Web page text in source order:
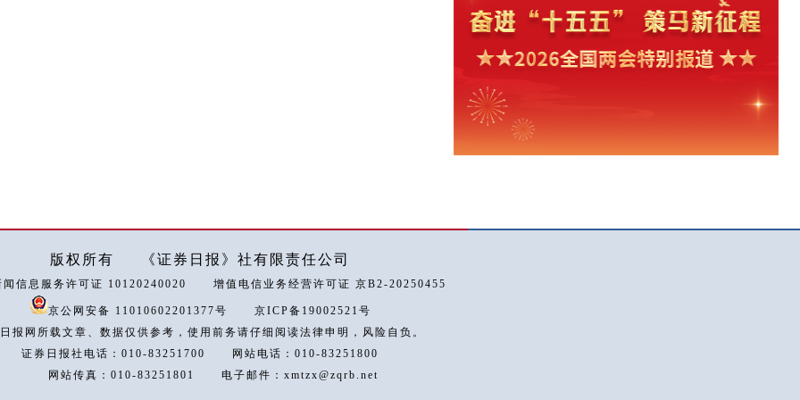
版权所有 《证券日报》社有限责任公司
闻信息服务许可证 10120240020 增值电信业务经营许可证 京B2-20250455
京公网安备 11010602201377号
京ICP备19002521号
报网所载文章、数据仅供参考，使用前务请仔细阅读法律申明，风险自负。
证券日报社电话：010-83251700
网站电话：010-83251800
网站传真：010-83251801
电子邮件：xmtzx@zqrb.net